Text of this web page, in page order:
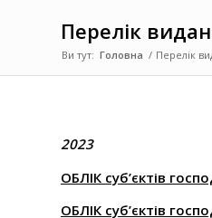
Перелік
Ви тут: Головна / Перелік
2023
ОБЛІК суб’єктів
ОБЛІК суб’єктів